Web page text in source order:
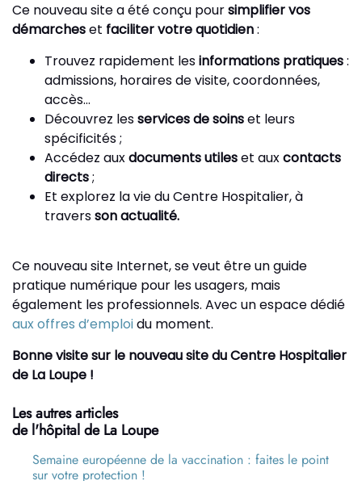
Ce nouveau site a été conçu poursimplifier vos
démarcheset faciliter votre quotidien:
Trouvez rapidement lesinformations pratiques:
admissions, horaires de visite, coordonnées,
accès…
Découvrez lesservices de soinset leurs
spécificités ;
Accédez auxdocuments utileset auxcontacts
directs;
Et explorez la vie du Centre Hospitalier, à
traversson actualité.
Ce nouveau site Internet, se veut être un guide
pratique numérique pour les usagers, mais
également les professionnels. Avec un espace dédié
aux offres d’emploidu moment.
Bonne visite sur le nouveau site du Centre Hospitalier
de La Loupe !
Les autres articles
de l'hôpital de La Loupe
Semaine européenne de la vaccination : faites le point
sur votre protection !